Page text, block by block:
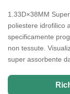
1.33D×38MM
poliestere idrofilico
specificamente
non tessute.
super assorbente